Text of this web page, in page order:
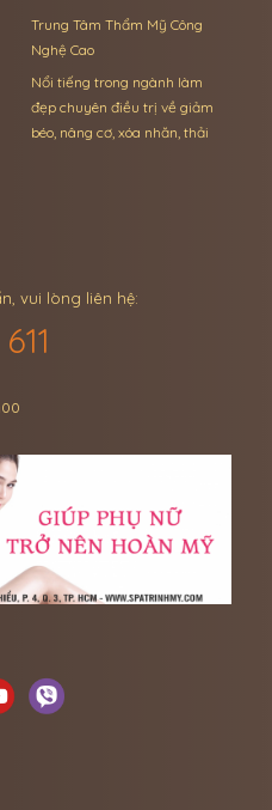
Trung Tâm Thẩm Mỹ Công
Nghệ Cao
Nổi tiếng trong ngành làm
đẹp chuyên điều trị về giảm
béo, nâng cơ, xóa nhăn, thải
vui lòng liên hệ: